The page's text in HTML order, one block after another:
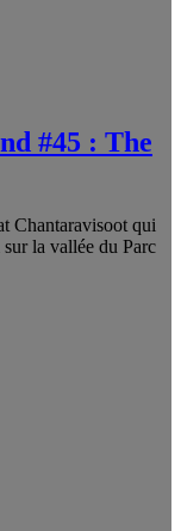
#45 : The
Chantaravisoot qui
la vallée du Parc